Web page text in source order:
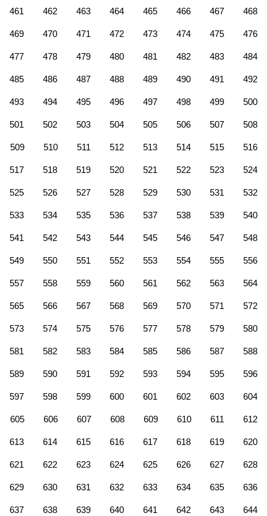
461 462 463 464 465 466 467 468
469 470 471 472 473 474 475 476
477 478 479 480 481 482 483 484
485 486 487 488 489 490 491 492
493 494 495 496 497 498 499 500
501 502 503 504 505 506 507 508
509 510 511 512 513 514 515 516
517 518 519 520 521 522 523 524
525 526 527 528 529 530 531 532
533 534 535 536 537 538 539 540
541 542 543 544 545 546 547 548
549 550 551 552 553 554 555 556
557 558 559 560 561 562 563 564
565 566 567 568 569 570 571 572
573 574 575 576 577 578 579 580
581 582 583 584 585 586 587 588
589 590 591 592 593 594 595 596
597 598 599 600 601 602 603 604
605 606 607 608 609 610 611 612
613 614 615 616 617 618 619 620
621 622 623 624 625 626 627 628
629 630 631 632 633 634 635 636
637 638 639 640 641 642 643 644